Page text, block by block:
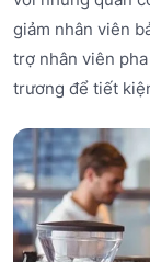
giảm nhân viên
trợ nhân viên
trương để tiết